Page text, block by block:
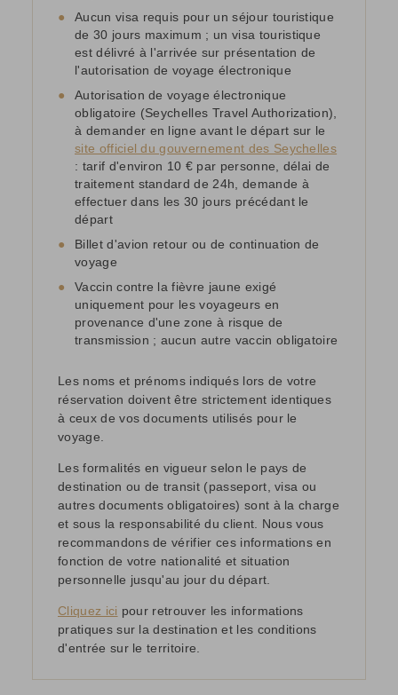
●
Aucun visa requis pour un séjour touristique
de 30 jours maximum ; un visa touristique
est délivré à l'arrivée sur présentation de
l'autorisation de voyage électronique
●
Autorisation de voyage électronique
obligatoire (Seychelles Travel Authorization),
à demander en ligne avant le départ sur le
site officiel du gouvernement des Seychelles
: tarif d'environ 10 € par personne, délai de
traitement standard de 24h, demande à
effectuer dans les 30 jours précédant le
départ
●
Billet d'avion retour ou de continuation de
voyage
●
Vaccin contre la fièvre jaune exigé
uniquement pour les voyageurs en
provenance d'une zone à risque de
transmission ; aucun autre vaccin obligatoire
Les noms et prénoms indiqués lors de votre
réservation doivent être strictement identiques
à ceux de vos documents utilisés pour le
voyage.
Les formalités en vigueur selon le pays de
destination ou de transit (passeport, visa ou
autres documents obligatoires) sont à la charge
et sous la responsabilité du client. Nous vous
recommandons de vérifier ces informations en
fonction de votre nationalité et situation
personnelle jusqu'au jour du départ.
Cliquez ici pour retrouver les informations
pratiques sur la destination et les conditions
d'entrée sur le territoire.